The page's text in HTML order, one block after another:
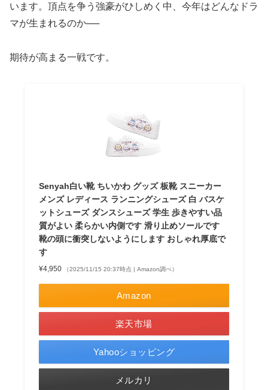
います。頂点を争う強豪がひしめく中、今年はどんなドラ
マが生まれるのか──
期待が高まる一戦です。
Senyah白い靴 ちいかわ グッズ 板靴 スニーカー
メンズ レディース ランニングシューズ 白 バスケ
ットシューズ ダンスシューズ 学生 歩きやすい品
質がよい 柔らかい内側です 滑り止めソールです
靴の頭に衝突しないようにします おしゃれ厚底で
す
¥4,950 （2025/11/15 20:37時点 | Amazon調べ）
Amazon
楽天市場
Yahooショッピング
メルカリ